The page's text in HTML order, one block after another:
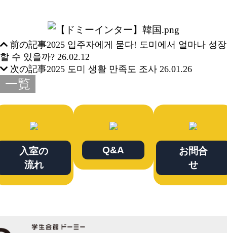
前の記事2025 입주자에게 묻다! 도미에서 얼마나 성장
할 수 있을까? 26.02.12
次の記事2025 도미 생활 만족도 조사 26.01.26
一覧
入室の
流れ
Q&A
お問合
せ